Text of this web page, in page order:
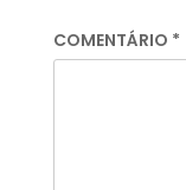
COMENTÁRIO *